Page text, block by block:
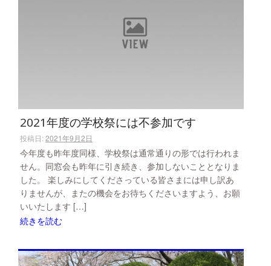
2021年度の学校祭には不参加です
投稿日:2021年9月2日
今年度も昨年度同様、学校祭は通常通りの形では行われま
せん。同窓会も昨年に引き続き、参加しないこととなりま
した。 楽しみにしてくださっている皆さまには申し訳あ
りませんが、またの機会をお待ちくださいますよう、お願
いいたします […]
続きを読む